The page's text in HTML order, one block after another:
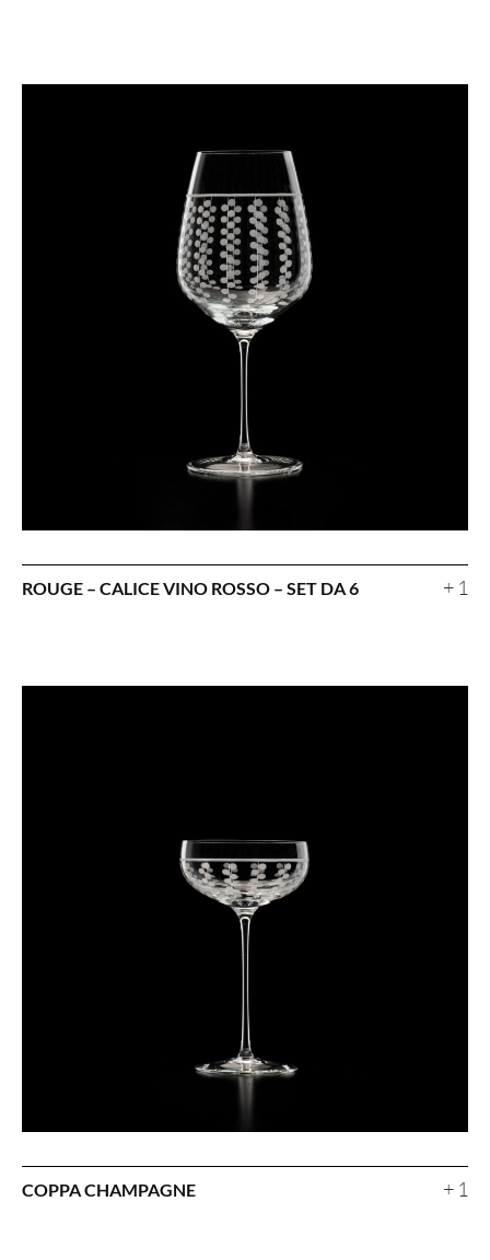
ROUGE – CALICE VINO ROSSO – SET DA 6 + 1
COPPA CHAMPAGNE + 1